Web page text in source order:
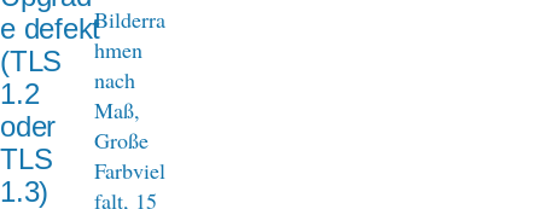
i
o
n
e defekt
(TLS
1.2
oder
TLS
1.3)